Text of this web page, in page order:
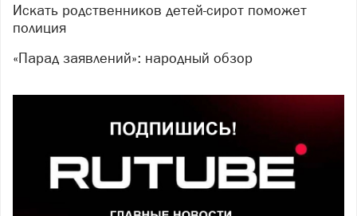
Искать родственников детей-сирот поможет
полиция
«Парад заявлений»: народный обзор